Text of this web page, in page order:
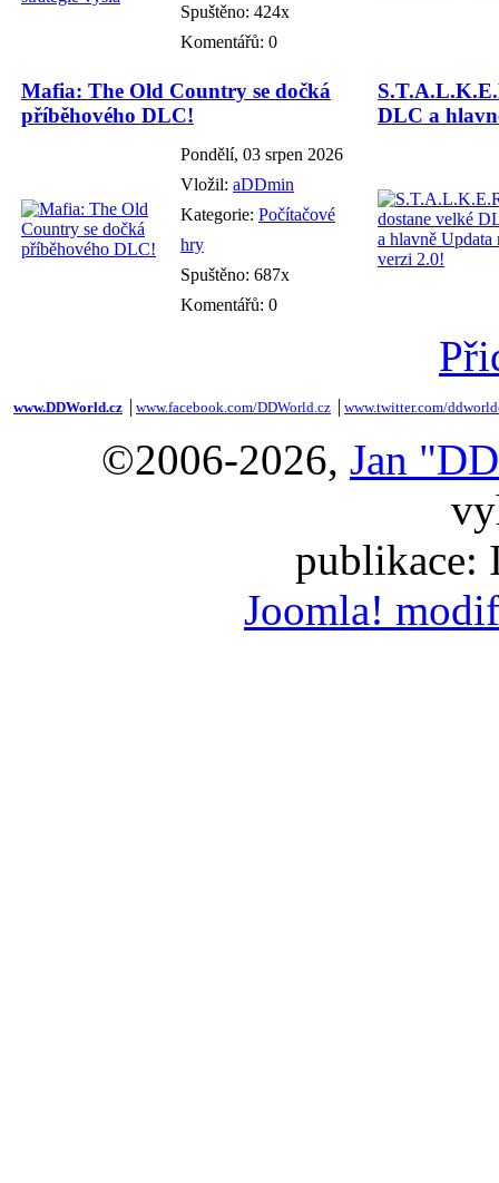
Spuštěno: 424x
Komentářů: 0
Mafia: The Old Country se dočká
příběhového DLC!
Pondělí, 03 srpen 2026
Vložil: aDDmin
Kategorie: Počítačové
hry
Spuštěno: 687x
Komentářů: 0
DLC a
www.DDWorld.cz www.facebook.com/DDWorld.cz www.twitter.com/
©2006-2026, Jan
publikace:
Joomla!